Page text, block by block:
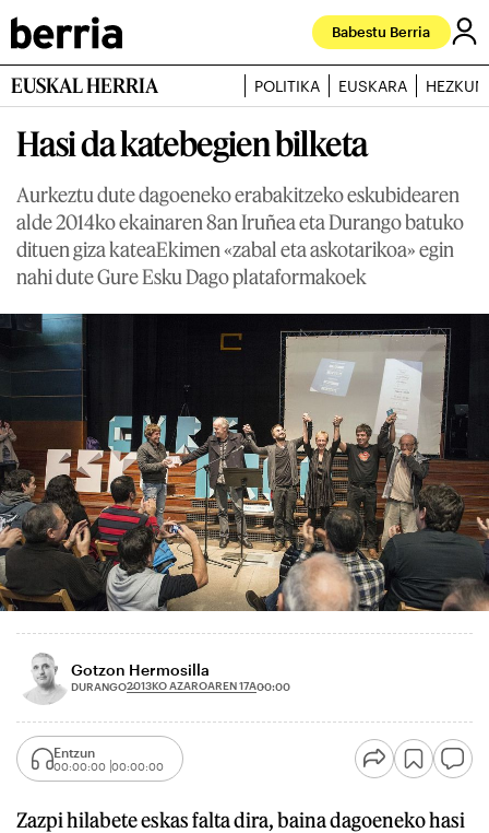
Babestu Berria
EUSKAL HERRIA POLITIKA EUSKARA
Hasi da katebegien bilketa
Aurkeztu dute dagoeneko erabakitzeko eskubidearen
alde 2014ko ekainaren 8an Iruñea eta Durango batuko
dituen giza kateaEkimen «zabal eta askotarikoa» egin
nahi dute Gure Esku Dago plataformakoek
Gotzon Hermosilla
DURANGO2013KO AZAROAREN 17A00:00
Entzun
00:00:00 00:00:00
Zazpi hilabete eskas falta dira, baina dagoeneko hasi